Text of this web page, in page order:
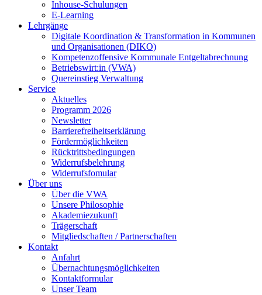
Inhouse-Schulungen
E-Learning
Lehrgänge
Digitale Koordination & Transformation in Kommunen
und Organisationen (DIKO)
Kompetenzoffensive Kommunale Entgeltabrechnung
Betriebswirt:in (VWA)
Quereinstieg Verwaltung
Service
Aktuelles
Programm 2026
Newsletter
Barrierefreiheitserklärung
Fördermöglichkeiten
Rücktrittsbedingungen
Widerrufsbelehrung
Widerrufsfomular
Über uns
Über die VWA
Unsere Philosophie
Akademiezukunft
Trägerschaft
Mitgliedschaften / Partnerschaften
Kontakt
Anfahrt
Übernachtungsmöglichkeiten
Kontaktformular
Unser Team